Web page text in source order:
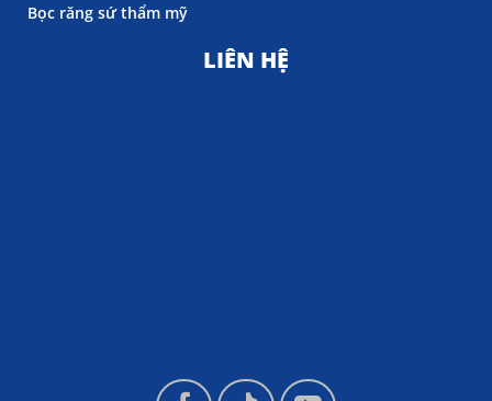
Bọc răng sứ thẩm mỹ
LIÊN HỆ